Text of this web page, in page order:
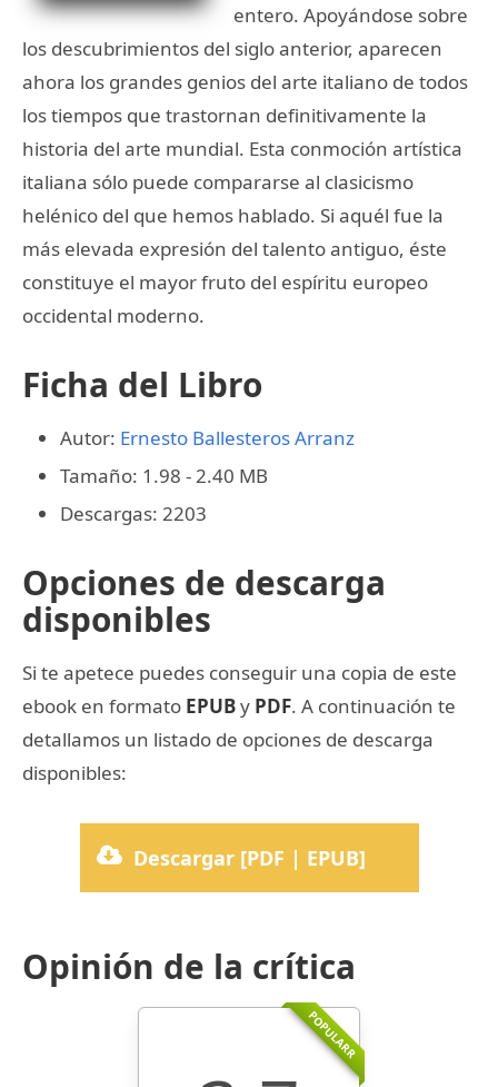
entero. Apoyándose sobre
los descubrimientos del siglo anterior, aparecen
ahora los grandes genios del arte italiano de todos
los tiempos que trastornan definitivamente la
historia del arte mundial. Esta conmoción artística
italiana sólo puede compararse al clasicismo
helénico del que hemos hablado. Si aquél fue la
más elevada expresión del talento antiguo, éste
constituye el mayor fruto del espíritu europeo
occidental moderno.
Ficha del Libro
Autor: Ernesto Ballesteros Arranz
Tamaño: 1.98 - 2.40 MB
Descargas: 2203
Opciones de descarga
disponibles
Si te apetece puedes conseguir una copia de este
ebook en formato EPUBy PDF. A continuación te
detallamos un listado de opciones de descarga
disponibles:
Descargar [PDF | EPUB]
Opinión de la crítica
POPULARR